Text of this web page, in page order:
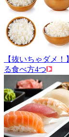
【抜いちゃダメ
る食べ方4つ